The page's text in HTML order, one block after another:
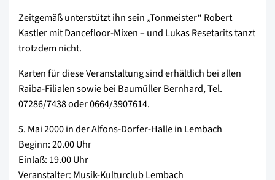
Zeitgemäß unterstützt ihn sein „Tonmeister“ Robert
Kastler mit Dancefloor-Mixen – und Lukas Resetarits tanzt
trotzdem nicht.
Karten für diese Veranstaltung sind erhältlich bei allen
Raiba-Filialen sowie bei Baumüller Bernhard, Tel.
07286/7438 oder 0664/3907614.
5. Mai 2000 in der Alfons-Dorfer-Halle in Lembach
Beginn: 20.00 Uhr
Einlaß: 19.00 Uhr
Veranstalter: Musik-Kulturclub Lembach